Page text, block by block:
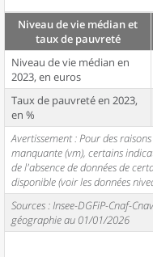
Niveau de vie médian et
taux de pauvreté
Niveau de vie médian en
2023, en euros
Taux de pauvreté en 2023,
en %
Avertissement : Pour des
manquante (vm), certains
de l'absence de données de
disponible (voir les données
Sources : Insee-DGFiP-Cnaf-
géographie au 01/01/2026